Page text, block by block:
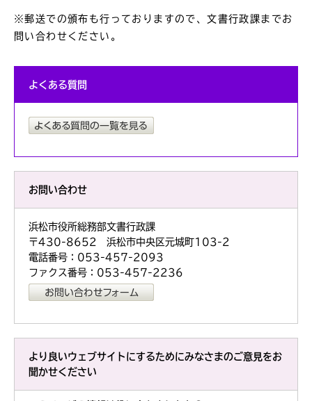
※郵送での頒布も行っておりますので、文書行政課までお
問い合わせください。
よくある質問
お問い合わせ
浜松市役所総務部文書行政課
〒430-8652 浜松市中央区元城町103-2
電話番号：053-457-2093
ファクス番号：053-457-2236
より良いウェブサイトにするためにみなさまのご意見をお
聞かせください